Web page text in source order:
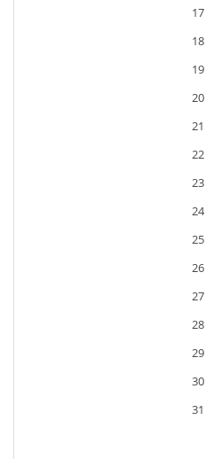
17
18
19
20
21
22
23
24
25
26
27
28
29
30
31